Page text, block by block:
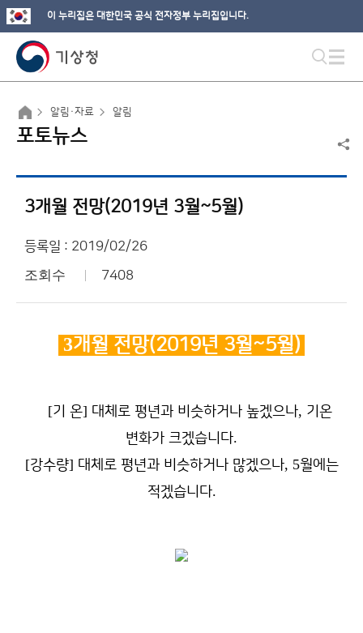
이 누리집은 대한민국 공식 전자정부 누리집입니다.
알림·자료 알림
포토뉴스
3개월 전망(2019년 3월~5월)
등록일 : 2019/02/26
조회수 7408
3개월 전망(2019년 3월~5월)
[기 온] 대체로 평년과 비슷하거나 높겠으나, 기온
변화가 크겠습니다.
[강수량] 대체로 평년과 비슷하거나 많겠으나, 5월에는
적겠습니다.